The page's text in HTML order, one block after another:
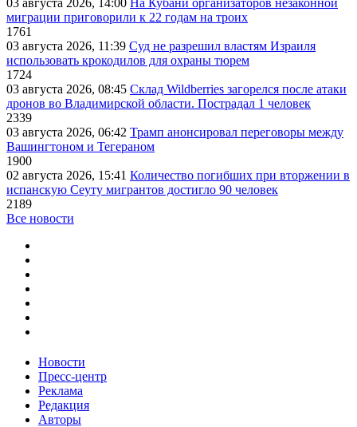
03 августа 2026, 14:00 На Кубани организаторов незаконной
миграции приговорили к 22 годам на троих
1761
03 августа 2026, 11:39 Суд не разрешил властям Израиля
использовать крокодилов для охраны тюрем
1724
03 августа 2026, 08:45 Склад Wildberries загорелся после атаки
дронов во Владимирской области. Пострадал 1 человек
2339
03 августа 2026, 06:42 Трамп анонсировал переговоры между
Вашингтоном и Тегераном
1900
02 августа 2026, 15:41 Количество погибших при вторжении в
испанскую Сеуту мигрантов достигло 90 человек
2189
Все новости
Новости
Пресс-центр
Реклама
Редакция
Авторы